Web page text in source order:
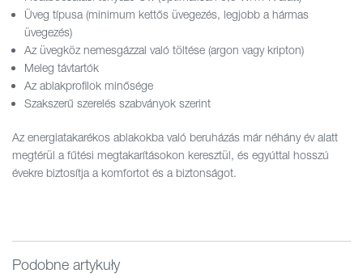
Üveg típusa (minimum kettős üvegezés, legjobb a hármas
üvegezés)
Az üvegköz nemesgázzal való töltése (argon vagy kripton)
Meleg távtartók
Az ablakprofilok minősége
Szakszerű szerelés szabványok szerint
Az energiatakarékos ablakokba való beruházás már néhány év alatt
megtérül a fűtési megtakarításokon keresztül, és egyúttal hosszú
évekre biztosítja a komfortot és a biztonságot.
Podobne artykuły